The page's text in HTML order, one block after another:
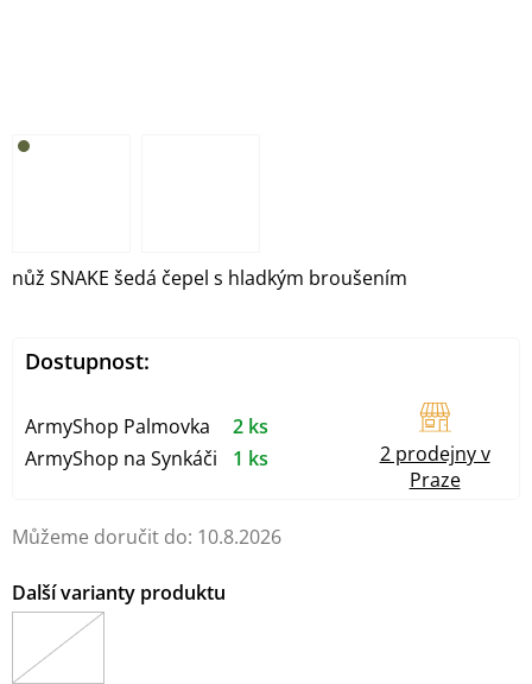
Můžeme doručit do: 10.8.2026
nůž SNAKE šedá čepel s hladkým broušením
Dostupnost:
ArmyShop Palmovka
2 ks
ArmyShop na Synkáči
1 ks
2 prodejny v
Praze